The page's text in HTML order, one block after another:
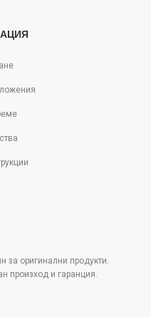
за оригинални продукти.
произход и гаранция.